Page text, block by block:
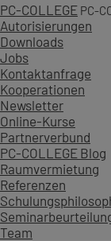
PC-COLLEGE PC-
Autorisierungen
Downloads
Jobs
Kontaktanfrage
Kooperationen
Newsletter
Online-Kurse
Partnerverbund
PC-COLLEGE Blog
Raumvermietung
Referenzen
Team